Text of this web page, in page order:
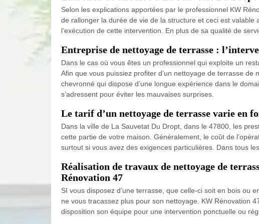
Selon les explications apportées par le professionnel KW
de rallonger la durée de vie de la structure et ceci est
l’exécution de cette intervention. En plus de sa qualité de
Entreprise de nettoyage de terrasse :
Dans le cas où vous êtes un professionnel qui exploite un
Afin que vous puissiez profiter d’un nettoyage de terrasse
chevronné qui dispose d’une longue expérience dans le
s’adressent pour éviter les mauvaises surprises.
Le tarif d’un nettoyage de terrasse varie en
Dans la ville de La Sauvetat Du Dropt, dans le 47800, les
cette partie de votre maison. Généralement, le coût de
surtout si vous avez des exigences particulières. Dans tous
Réalisation de travaux de nettoyage de
Rénovation 47
SI vous disposez d’une terrasse, que celle-ci soit en bois ou
ne vous tracassez plus pour son nettoyage. KW Rénovation
disposition son équipe pour une intervention ponctuelle ou